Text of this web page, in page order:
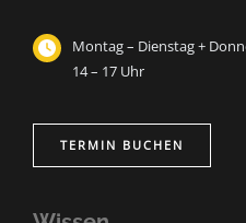
Montag – Dienstag +
14 – 17 Uhr
TERMIN BUCHEN